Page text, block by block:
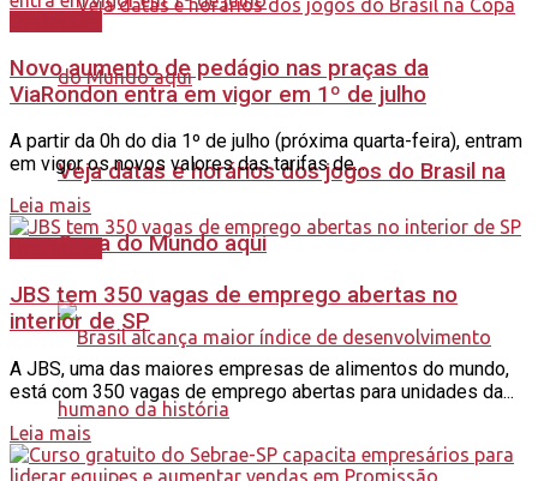
Veja datas e horários dos jogos do Brasil na
Copa do Mundo aqui
Novo aumento de pedágio nas praças da
ViaRondon entra em vigor em 1º de julho
A partir da 0h do dia 1º de julho (próxima quarta-feira), entram
em vigor os novos valores das tarifas de...
Leia mais
JBS tem 350 vagas de emprego abertas no
interior de SP
A JBS, uma das maiores empresas de alimentos do mundo,
está com 350 vagas de emprego abertas para unidades da...
Leia mais